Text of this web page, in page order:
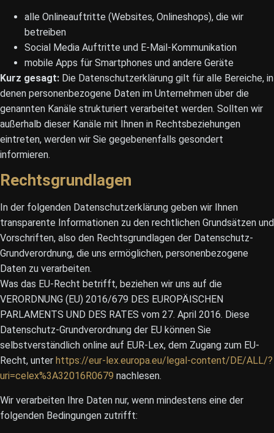
alle Onlineauftritte (Websites, Onlineshops), die wir
betreiben
Social Media Auftritte und E-Mail-Kommunikation
mobile Apps für Smartphones und andere Geräte
Kurz gesagt: Die Datenschutzerklärung gilt für alle Bereiche, in
denen personenbezogene Daten im Unternehmen über die
genannten Kanäle strukturiert verarbeitet werden. Sollten wir
außerhalb dieser Kanäle mit Ihnen in Rechtsbeziehungen
eintreten, werden wir Sie gegebenenfalls gesondert
informieren.
Rechtsgrundlagen
In der folgenden Datenschutzerklärung geben wir Ihnen
transparente Informationen zu den rechtlichen Grundsätzen und
Vorschriften, also den Rechtsgrundlagen der Datenschutz-
Grundverordnung, die uns ermöglichen, personenbezogene
Daten zu verarbeiten.
Was das EU-Recht betrifft, beziehen wir uns auf die
VERORDNUNG (EU) 2016/679 DES EUROPÄISCHEN
PARLAMENTS UND DES RATES vom 27. April 2016. Diese
Datenschutz-Grundverordnung der EU können Sie
selbstverständlich online auf EUR-Lex, dem Zugang zum EU-
Recht, unter https://eur-lex.europa.eu/legal-content/DE/ALL/?
uri=celex%3A32016R0679 nachlesen.
Wir verarbeiten Ihre Daten nur, wenn mindestens eine der
folgenden Bedingungen zutrifft: